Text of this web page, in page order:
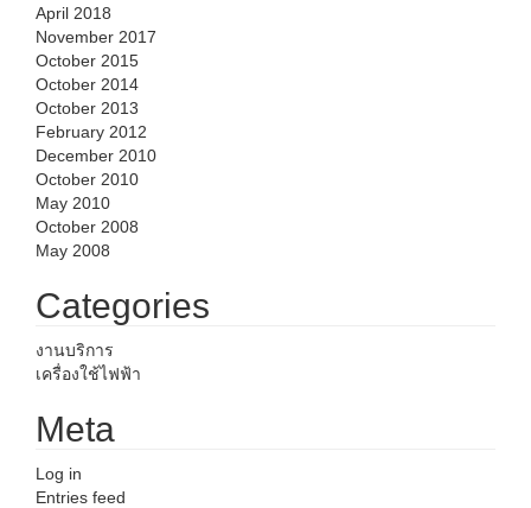
April 2018
November 2017
October 2015
October 2014
October 2013
February 2012
December 2010
October 2010
May 2010
October 2008
May 2008
Categories
งานบริการ
เครื่องใช้ไฟฟ้า
Meta
Log in
Entries feed